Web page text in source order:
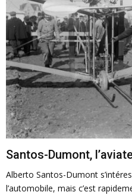
Santos-Dumont,
Alberto Santos-Dumont
l’automobile, mais c’est